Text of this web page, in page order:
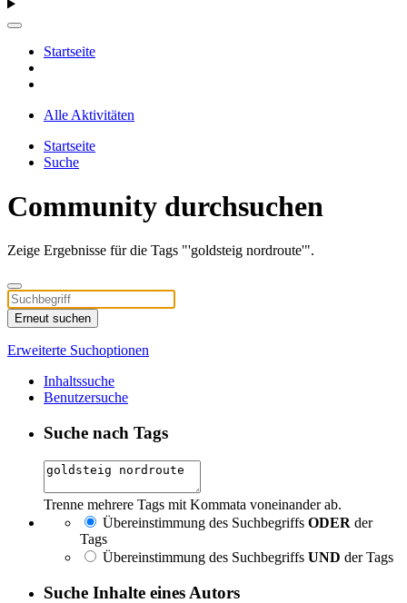
Startseite
Alle Aktivitäten
Startseite
Suche
Community durchsuchen
Zeige Ergebnisse für die Tags "'goldsteig nordroute'".
Erneut suchen
Erweiterte Suchoptionen
Inhaltssuche
Benutzersuche
Suche nach Tags
Trenne mehrere Tags mit Kommata voneinander ab.
Übereinstimmung des Suchbegriffs ODER der
Tags
Übereinstimmung des Suchbegriffs UND der Tags
Suche Inhalte eines Autors